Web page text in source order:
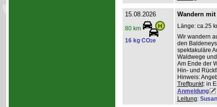
15.08.2026
80 km
16 kg CO2e
Wandern
Länge: ca.25
Wir wandern
den
spektakuläre
Waldwege
Am Ende der
Hin- und
Hinweis:
Treffpunkt: in
Anmeldung
Leitung: